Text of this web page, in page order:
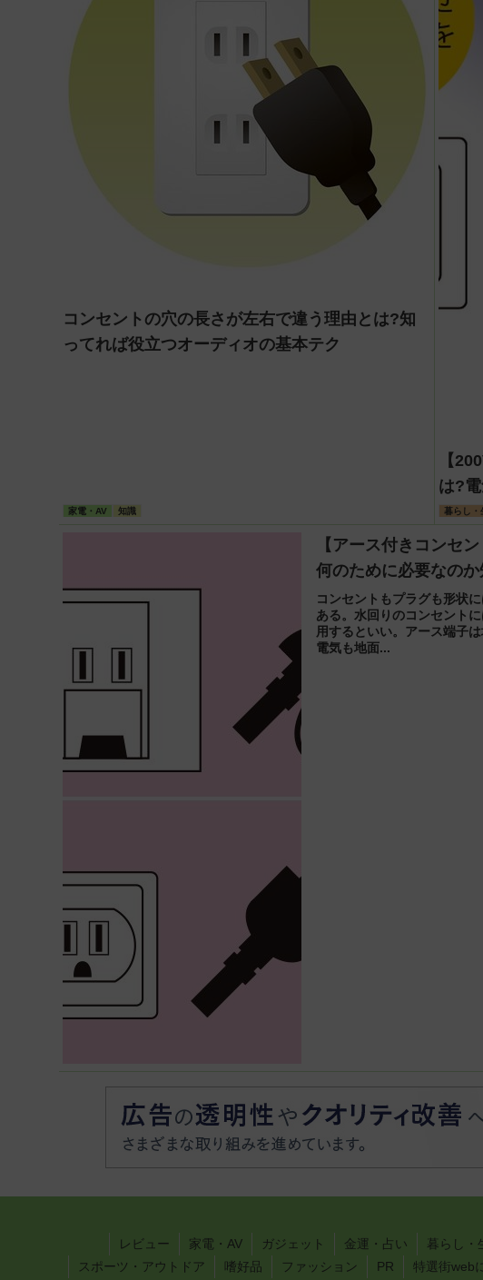
コンセントの穴の長さが左右で違う理由とは?知
ってれば役立つオーディオの基本テク
家電・AV 知識
【
は?
暮らし・
【アース付きコンセ
何のために必要なの
コンセントもプラグも形状
ある。水回りのコンセント
用するといい。アース端子
電気も地面...
レビュー 家電・AV ガジェット 金運・占い 暮らし・
スポーツ・アウトドア
嗜好品 ファッション PR 特選街web